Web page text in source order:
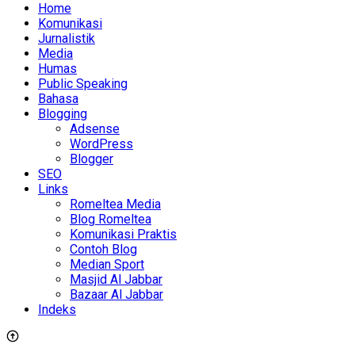
Home
Komunikasi
Jurnalistik
Media
Humas
Public Speaking
Bahasa
Blogging
Adsense
WordPress
Blogger
SEO
Links
Romeltea Media
Blog Romeltea
Komunikasi Praktis
Contoh Blog
Median Sport
Masjid Al Jabbar
Bazaar Al Jabbar
Indeks